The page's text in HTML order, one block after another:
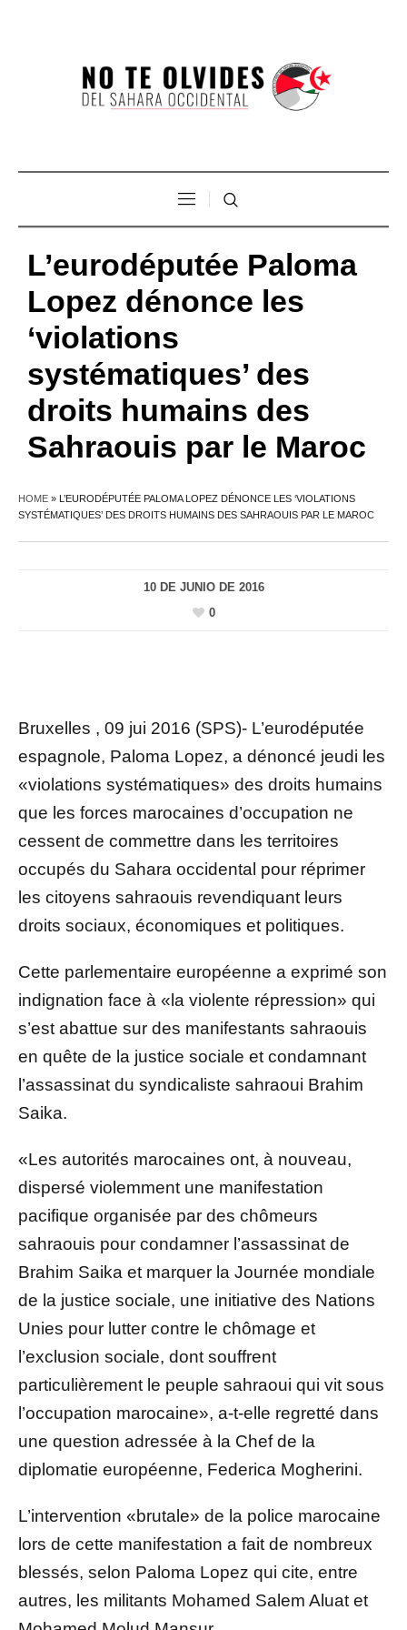
L’eurodéputée Paloma
Lopez dénonce les
‘violations
systématiques’ des
droits humains des
Sahraouis par le Maroc
HOME » L’EURODÉPUTÉE PALOMA LOPEZ DÉNONCE LES ‘VIOLATIONS
SYSTÉMATIQUES’ DES DROITS HUMAINS DES SAHRAOUIS PAR LE MAROC
10 DE JUNIO DE 2016
0
Bruxelles , 09 jui 2016 (SPS)- L’eurodéputée
espagnole, Paloma Lopez, a dénoncé jeudi les
«violations systématiques» des droits humains
que les forces marocaines d’occupation ne
cessent de commettre dans les territoires
occupés du Sahara occidental pour réprimer
les citoyens sahraouis revendiquant leurs
droits sociaux, économiques et politiques.
Cette parlementaire européenne a exprimé son
indignation face à «la violente répression» qui
s’est abattue sur des manifestants sahraouis
en quête de la justice sociale et condamnant
l’assassinat du syndicaliste sahraoui Brahim
Saika.
«Les autorités marocaines ont, à nouveau,
dispersé violemment une manifestation
pacifique organisée par des chômeurs
sahraouis pour condamner l’assassinat de
Brahim Saika et marquer la Journée mondiale
de la justice sociale, une initiative des Nations
Unies pour lutter contre le chômage et
l’exclusion sociale, dont souffrent
particulièrement le peuple sahraoui qui vit sous
l’occupation marocaine», a-t-elle regretté dans
une question adressée à la Chef de la
diplomatie européenne, Federica Mogherini.
L’intervention «brutale» de la police marocaine
lors de cette manifestation a fait de nombreux
blessés, selon Paloma Lopez qui cite, entre
autres, les militants Mohamed Salem Aluat et